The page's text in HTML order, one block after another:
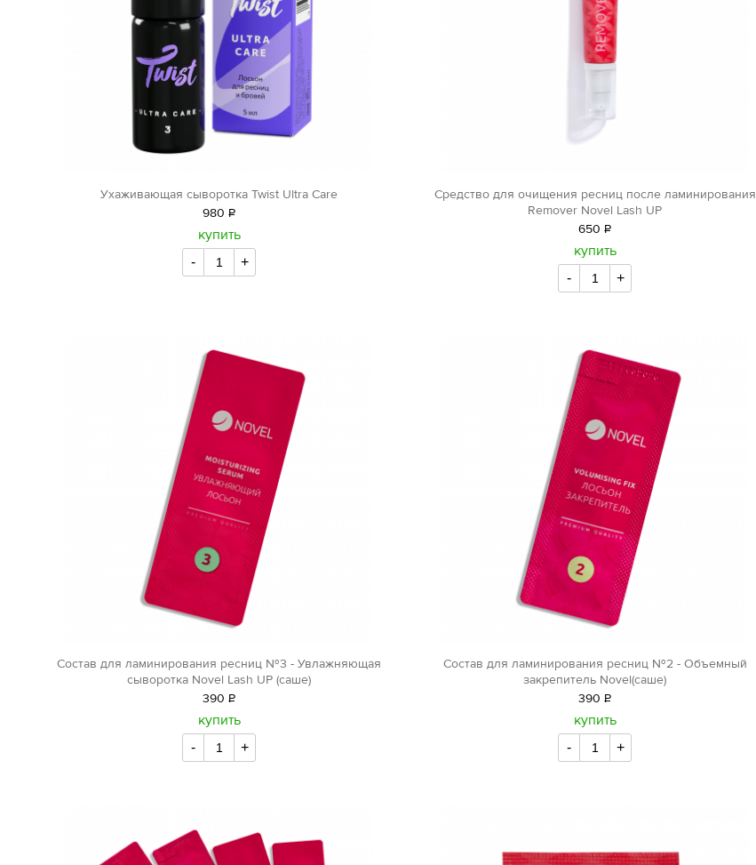
Ухаживающая сыворотка Twist Ultra Care
980 Р
уб.
купить
- +
Средство для очищения ресниц после ламинирования
Remover Novel Lash UP
650 Р
уб.
купить
- +
Состав для ламинирования ресниц №3 - Увлажняющая
сыворотка Novel Lash UP (саше)
390 Р
уб.
купить
- +
Состав для ламинирования ресниц №2 - Объемный
закрепитель Novel(саше)
390 Р
уб.
купить
- +